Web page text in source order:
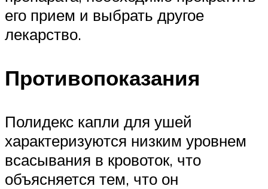
его прием и выбрать другое
лекарство.
Противопоказания
Полидекс капли для ушей
характеризуются низким уровнем
всасывания в кровоток, что
объясняется тем, что он